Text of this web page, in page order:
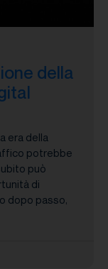
della
era della
potrebbe
può
di
dopo passo,